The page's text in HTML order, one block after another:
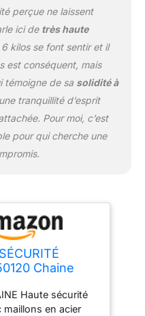
Classe SRA
laboratoires
et testé
les attaques de
perceuse, pioche,
du
avec technologie
Opération
et de
en douceur.
3 clés de
sur le disque
sur la chaîne de
sur le rayon du
il peut être utilisé
la chaîne de
pour fixer le
à un point fixe
mobilier urbain ou
perçue ne laissent
ici de très haute
kilos se font sentir et il
est conséquent, mais
témoigne de sa solidité à
tranquillité d’esprit
Pour moi, c’est
pour qui cherche une
Chaine
Disque
Mini U ø13.5,
Haute sécurité
maillons en acier